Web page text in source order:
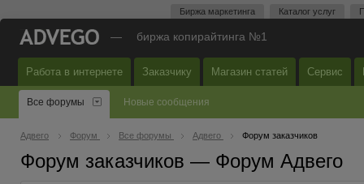
Биржа маркетинга Каталог услуг
— биржа копирайтинга №1
Работа в интернете Заказчику Магазин статей Сервис
Все форумы Новые сообщения
Адвего Форум Все форумы Адвего Форум заказчиков
Форум заказчиков — Форум Адвего